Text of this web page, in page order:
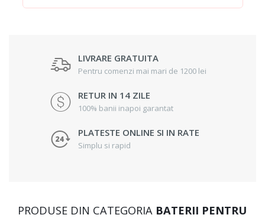
LIVRARE GRATUITA
Pentru comenzi mai mari de 1200 lei
RETUR IN 14 ZILE
100% banii inapoi garantat
PLATESTE ONLINE SI IN RATE
Simplu si rapid
PRODUSE DIN CATEGORIA BATERII PENTRU